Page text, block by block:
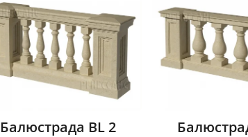
Балюстрада BL 2